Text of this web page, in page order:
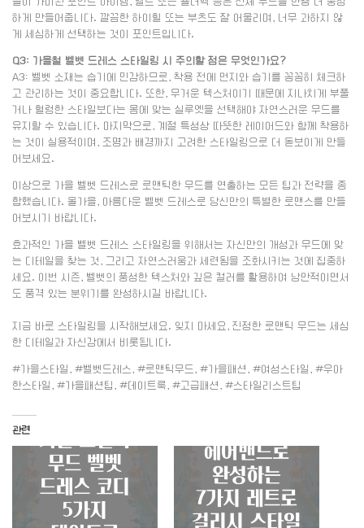
하게 만들어줍니다. 깔끔한 하이힐 또는 부츠도 잘 어울리며, 너무 과하지 않
게 세심하게 선택하는 것이 포인트입니다.
Q3: 가을철 벨벳 드레스 스타일링 시 주의할 점은 무엇인가요?
A3: 벨벳 소재는 습기에 민감하므로, 착용 전에 먼지와 습기를 꼼꼼히 체크하
고 관리하는 것이 중요합니다. 또한, 무거운 텍스처이기 때문에 지나치게 부풀
거나 헐렁한 스타일보다는 몸에 맞는 실루엣을 선택해야 자연스러운 무드를
유지할 수 있습니다. 마지막으로, 계절 특성상 따뜻한 레이어드와 함께 착용하
는 것이 실용적이며, 조명과 배경까지 고려한 스타일링으로 더 돋보이게 만들
어보세요.
이상으로 가을 벨벳 드레스로 로맨틱한 무드를 연출하는 모든 팁과 전략을 종
합했습니다. 올가을, 아름다운 벨벳 드레스로 당신만의 특별한 로맨스를 만들
어보시기 바랍니다.
효과적인 가을 벨벳 드레스 스타일링을 위해서는 자신만의 개성과 무드에 맞
는 디테일을 찾는 것, 그리고 자연스러움과 세련됨을 조화시키는 것에 집중하
세요. 이번 시즌, 벨벳의 풍성한 텍스처와 깊은 컬러를 활용하여 낭만적이면서
도 품격 있는 분위기를 완성하시길 바랍니다.
지금 바로 스타일링을 시작해보세요. 잊지 마세요, 진정한 로맨틱 무드는 세심
한 디테일과 자신감에서 비롯됩니다.
#가을스타일, #벨벳드레스, #로맨틱무드, #가을패션, #여성스타일, #우아
한스타일, #가을패션팁, #데이트룩, #고급패션, #스타일리스트팁
관련